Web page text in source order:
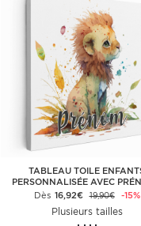
TABLEAU TOILE
PERSONNALISÉE AVEC
LIONCEAU
Dès 16,92€ 19,90€ -15%
Plusieurs tailles